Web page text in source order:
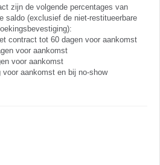
zijn de volgende percentages van
saldo (exclusief de niet-restitueerbare
contract tot 60 dagen voor aankomst
voor aankomst
voor aankomst
aankomst en bij no-show